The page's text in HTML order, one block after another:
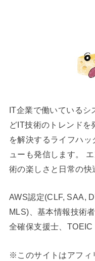
IT企業で働いているシ
どIT技術のトレンドを
を解決するライフハ
ューも発信します。
術の楽しさと日常の快
AWS認定(CLF, SAA,
MLS)、基本情報技術
全確保支援士、
※このサイトはアフィ